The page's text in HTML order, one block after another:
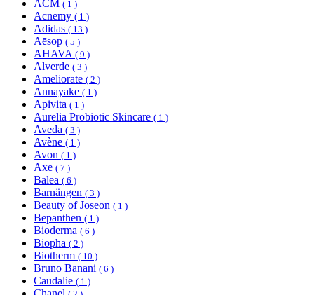
ACM ( 1 )
Acnemy ( 1 )
Adidas ( 13 )
Aēsop ( 5 )
AHAVA ( 9 )
Alverde ( 3 )
Ameliorate ( 2 )
Annayake ( 1 )
Apivita ( 1 )
Aurelia Probiotic Skincare ( 1 )
Aveda ( 3 )
Avène ( 1 )
Avon ( 1 )
Axe ( 7 )
Balea ( 6 )
Barnängen ( 3 )
Beauty of Joseon ( 1 )
Bepanthen ( 1 )
Bioderma ( 6 )
Biopha ( 2 )
Biotherm ( 10 )
Bruno Banani ( 6 )
Caudalie ( 1 )